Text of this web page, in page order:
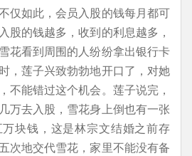
仅如此，会员入股的钱每月都可
股的钱越多，收到的利息越多，
花看到周围的人纷纷拿出银行卡
，莲子兴致勃勃地开口了，对她
不能错过这个机会。莲子说完，
万去入股，雪花身上倒也有一张
块钱，这是林宗文结婚之前存
次地交代雪花，家里不能没有备